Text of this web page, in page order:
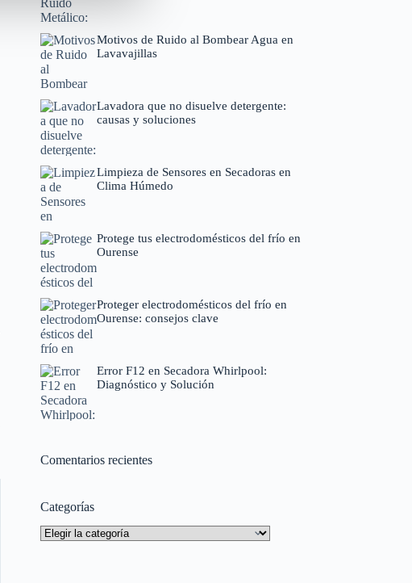
Motivos de Ruido al Bombear Agua en
Lavavajillas
Lavadora que no disuelve detergente:
causas y soluciones
Limpieza de Sensores en Secadoras en
Clima Húmedo
Protege tus electrodomésticos del frío en
Ourense
Proteger electrodomésticos del frío en
Ourense: consejos clave
Error F12 en Secadora Whirlpool:
Diagnóstico y Solución
Comentarios recientes
Categorías
Categorías